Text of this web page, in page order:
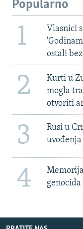
Popularno
1
Vlasnici
ostali
2
Kurti u
mogla
otvoriti
3
Rusi u
4
genocida